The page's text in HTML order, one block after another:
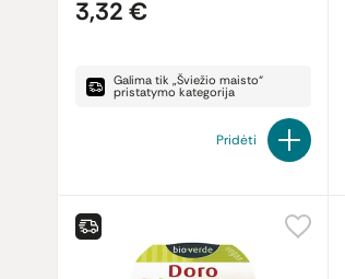
3,32 €
Galima tik „Šviežio maisto“
pristatymo kategorija
Pridėti